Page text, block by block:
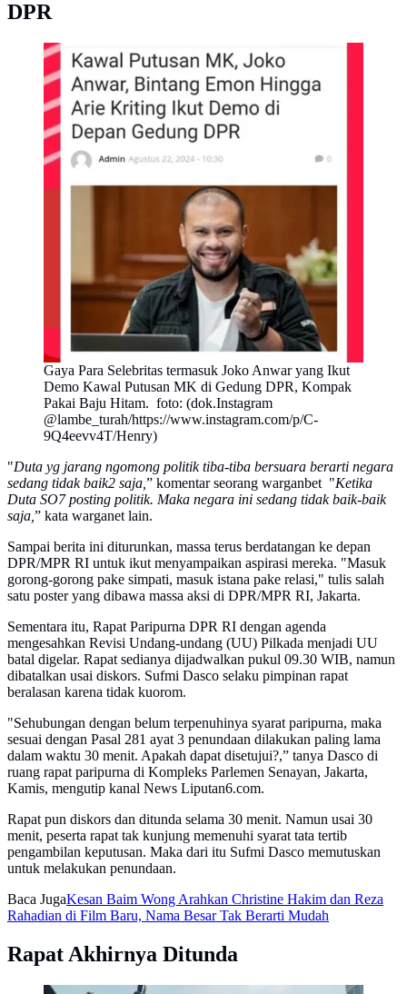
DPR
Gaya Para Selebritas termasuk Joko Anwar yang Ikut
Demo Kawal Putusan MK di Gedung DPR, Kompak
Pakai Baju Hitam. foto: (dok.Instagram
@lambe_turah/https://www.instagram.com/p/C-
9Q4eevv4T/Henry)
"Duta yg jarang ngomong politik tiba-tiba bersuara berarti negara
sedang tidak baik2 saja, ” komentar seorang warganbet "Ketika
Duta SO7 posting politik. Maka negara ini sedang tidak baik-baik
saja, ” kata warganet lain.
Sampai berita ini diturunkan, massa terus berdatangan ke depan
DPR/MPR RI untuk ikut menyampaikan aspirasi mereka. "Masuk
gorong-gorong pake simpati, masuk istana pake relasi," tulis salah
satu poster yang dibawa massa aksi di DPR/MPR RI, Jakarta.
Sementara itu, Rapat Paripurna DPR RI dengan agenda
mengesahkan Revisi Undang-undang (UU) Pilkada menjadi UU
batal digelar. Rapat sedianya dijadwalkan pukul 09.30 WIB, namun
dibatalkan usai diskors. Sufmi Dasco selaku pimpinan rapat
beralasan karena tidak kuorom.
"Sehubungan dengan belum terpenuhinya syarat paripurna, maka
sesuai dengan Pasal 281 ayat 3 penundaan dilakukan paling lama
dalam waktu 30 menit. Apakah dapat disetujui?,” tanya Dasco di
ruang rapat paripurna di Kompleks Parlemen Senayan, Jakarta,
Kamis, mengutip kanal News Liputan6.com.
Rapat pun diskors dan ditunda selama 30 menit. Namun usai 30
menit, peserta rapat tak kunjung memenuhi syarat tata tertib
pengambilan keputusan. Maka dari itu Sufmi Dasco memutuskan
untuk melakukan penundaan.
Baca JugaKesan Baim Wong Arahkan Christine Hakim dan Reza
Rahadian di Film Baru, Nama Besar Tak Berarti Mudah
Rapat Akhirnya Ditunda